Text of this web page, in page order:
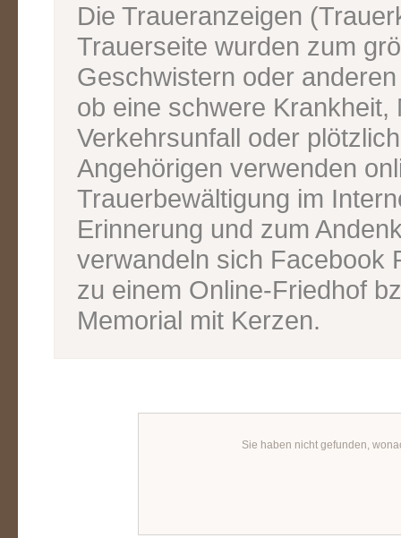
Die Traueranzeigen
Trauerseite wurden zum
Geschwistern oder
ob eine schwere Krankheit,
Verkehrsunfall oder
Angehörigen verwenden
Trauerbewältigung im
Erinnerung und zum
verwandeln sich Facebook
zu einem Online-Friedhof
Memorial mit Kerzen.
Sie haben nicht gefunden,